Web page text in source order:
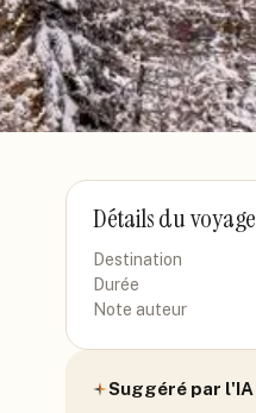
Détails du voyage
Destination
Durée
Note auteur
Suggéré par l'IA